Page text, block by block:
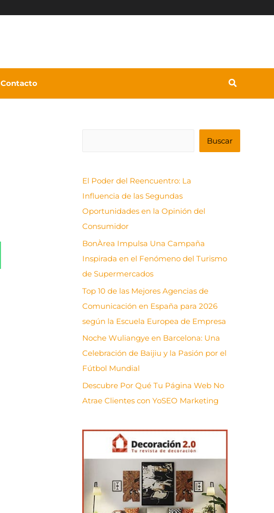
Contacto
c
a
r
Buscar
El Poder del Reencuentro: La
Influencia de las Segundas
Oportunidades en la Opinión del
Consumidor
BonÀrea Impulsa Una Campaña
Inspirada en el Fenómeno del Turismo
de Supermercados
Top 10 de las Mejores Agencias de
Comunicación en España para 2026
según la Escuela Europea de Empresa
Noche Wuliangye en Barcelona: Una
Celebración de Baijiu y la Pasión por el
Fútbol Mundial
Descubre Por Qué Tu Página Web No
Atrae Clientes con YoSEO Marketing